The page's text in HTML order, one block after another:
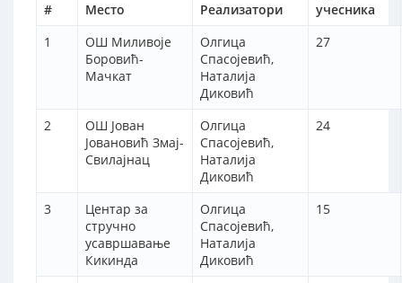
# Место Реализатори
учесника
1
ОШ Миливоје
Боровић-
Мачкат
Олгица
Спасојевић,
Наталија
Диковић
27
2
ОШ Јован
Јовановић Змај-
Свилајнац
Олгица
Спасојевић,
Наталија
Диковић
24
3
Центар за
стручно
усавршавање
Кикинда
Олгица
Спасојевић,
Наталија
Диковић
15